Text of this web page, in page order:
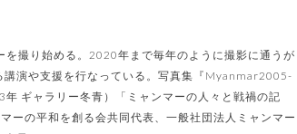
撮り始める。2020年まで毎年のように撮影に通うが
講演や支援を行なっている。写真集『Myanmar2005-
ギャラリー冬青）「ミャンマーの人々と戦禍の記
ーの平和を創る会共同代表、一般社団法人ミャンマー